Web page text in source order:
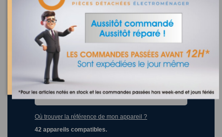
CASTORAMA- CONNEXION...
securite thermique 175°c friteuse seb actifry ss-
990611
Recherchez la référence de votre appareil dans la liste
ci-dessous
Où trouver la référence de mon appareil ?
42 appareils compatibles.